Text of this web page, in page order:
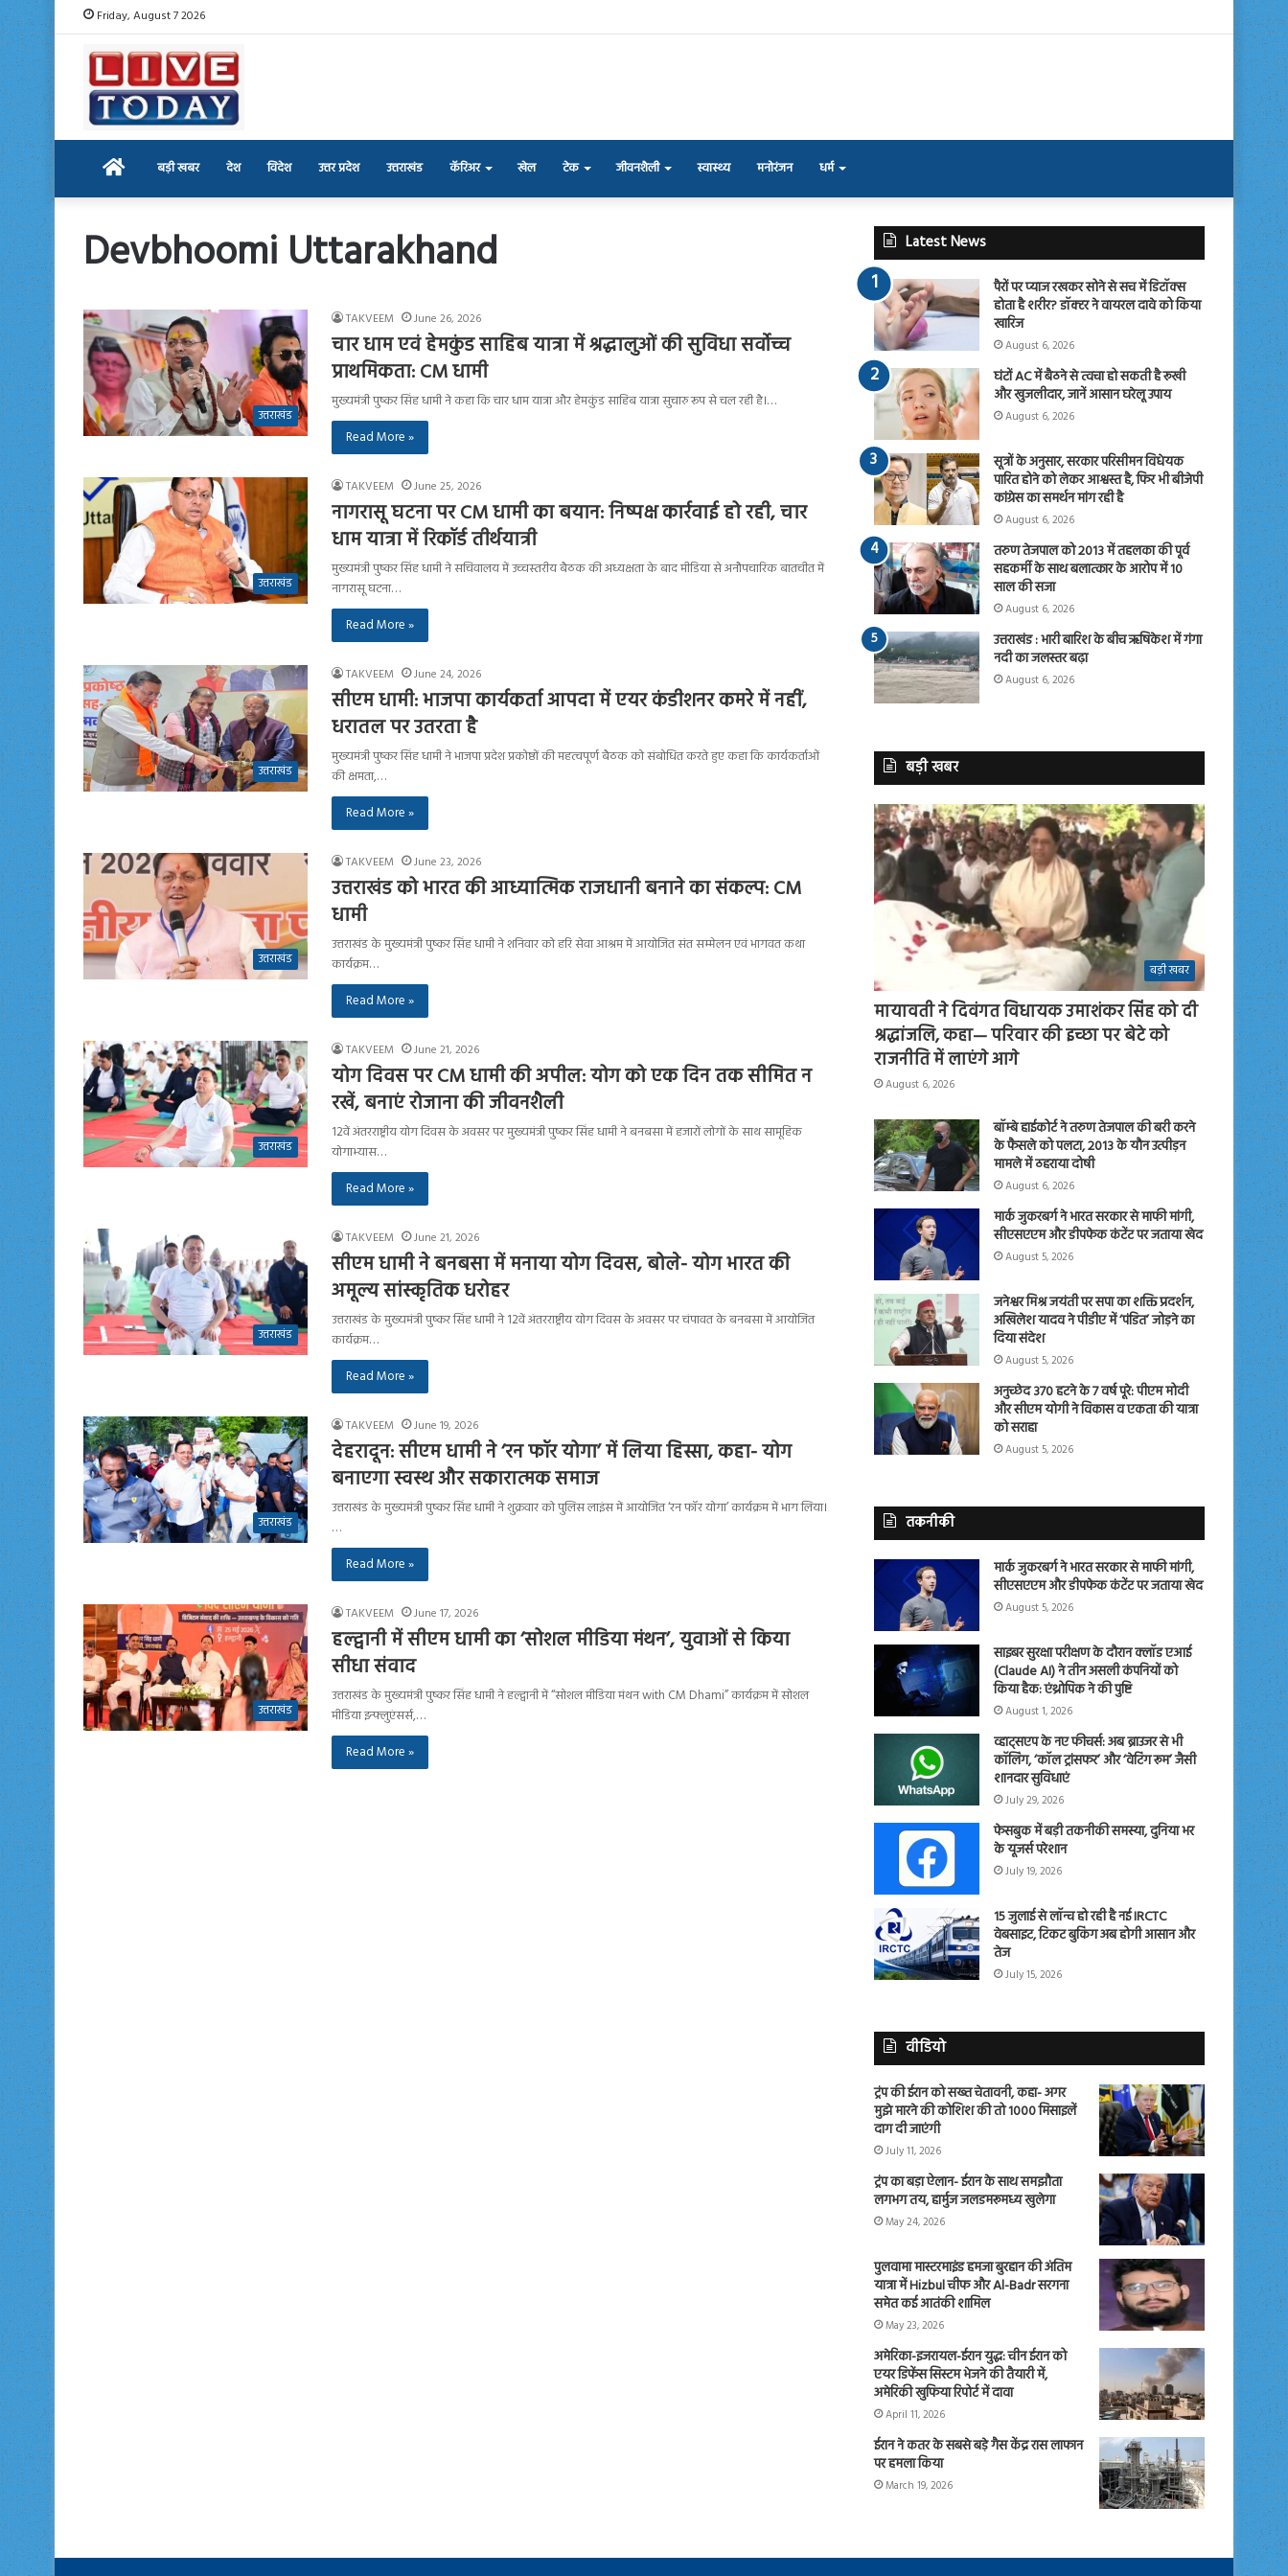
Friday, August 7 2026
Home बड़ी खबर देश विदेश उत्तर प्रदेश उत्तराखंड कॅरिअर खेल टेक जीवनशैली स्वास्थ्य मनोरंजन धर्म
Devbhoomi Uttarakhand
उत्तराखंड
TAKVEEM June 26, 2026
चार धाम एवं हेमकुंड साहिब यात्रा में श्रद्धालुओं की सुविधा सर्वोच्च
प्राथमिकता: CM धामी
मुख्यमंत्री पुष्कर सिंह धामी ने कहा कि चार धाम यात्रा और हेमकुंड साहिब यात्रा सुचारु रूप से चल रही है।…
Read More »
उत्तराखंड
TAKVEEM June 25, 2026
नागरासू घटना पर CM धामी का बयान: निष्पक्ष कार्रवाई हो रही, चार
धाम यात्रा में रिकॉर्ड तीर्थयात्री
मुख्यमंत्री पुष्कर सिंह धामी ने सचिवालय में उच्चस्तरीय बैठक की अध्यक्षता के बाद मीडिया से अनौपचारिक बातचीत में
नागरासू घटना…
Read More »
उत्तराखंड
TAKVEEM June 24, 2026
सीएम धामी: भाजपा कार्यकर्ता आपदा में एयर कंडीशनर कमरे में नहीं,
धरातल पर उतरता है
मुख्यमंत्री पुष्कर सिंह धामी ने भाजपा प्रदेश प्रकोष्ठों की महत्वपूर्ण बैठक को संबोधित करते हुए कहा कि कार्यकर्ताओं
की क्षमता,…
Read More »
उत्तराखंड
TAKVEEM June 23, 2026
उत्तराखंड को भारत की आध्यात्मिक राजधानी बनाने का संकल्प: CM
धामी
उत्तराखंड के मुख्यमंत्री पुष्कर सिंह धामी ने शनिवार को हरि सेवा आश्रम में आयोजित संत सम्मेलन एवं भागवत कथा
कार्यक्रम…
Read More »
उत्तराखंड
TAKVEEM June 21, 2026
योग दिवस पर CM धामी की अपील: योग को एक दिन तक सीमित न
रखें, बनाएं रोजाना की जीवनशैली
12वें अंतरराष्ट्रीय योग दिवस के अवसर पर मुख्यमंत्री पुष्कर सिंह धामी ने बनबसा में हजारों लोगों के साथ सामूहिक
योगाभ्यास…
Read More »
उत्तराखंड
TAKVEEM June 21, 2026
सीएम धामी ने बनबसा में मनाया योग दिवस, बोले- योग भारत की
अमूल्य सांस्कृतिक धरोहर
उत्तराखंड के मुख्यमंत्री पुष्कर सिंह धामी ने 12वें अंतरराष्ट्रीय योग दिवस के अवसर पर चंपावत के बनबसा में आयोजित
कार्यक्रम…
Read More »
उत्तराखंड
TAKVEEM June 19, 2026
देहरादून: सीएम धामी ने ‘रन फॉर योगा’ में लिया हिस्सा, कहा- योग
बनाएगा स्वस्थ और सकारात्मक समाज
उत्तराखंड के मुख्यमंत्री पुष्कर सिंह धामी ने शुक्रवार को पुलिस लाइंस में आयोजित ‘रन फॉर योगा’ कार्यक्रम में भाग लिया।
…
Read More »
उत्तराखंड
TAKVEEM June 17, 2026
हल्द्वानी में सीएम धामी का ‘सोशल मीडिया मंथन’, युवाओं से किया
सीधा संवाद
उत्तराखंड के मुख्यमंत्री पुष्कर सिंह धामी ने हल्द्वानी में “सोशल मीडिया मंथन with CM Dhami” कार्यक्रम में सोशल
मीडिया इन्फ्लुएंसर्स,…
Read More »
Latest News
पैरों पर प्याज रखकर सोने से सच में डिटॉक्स
होता है शरीर? डॉक्टर ने वायरल दावे को किया
खारिज
August 6, 2026
घंटों AC में बैठने से त्वचा हो सकती है रूखी
और खुजलीदार, जानें आसान घरेलू उपाय
August 6, 2026
सूत्रों के अनुसार, सरकार परिसीमन विधेयक
पारित होने को लेकर आश्वस्त है, फिर भी बीजेपी
कांग्रेस का समर्थन मांग रही है
August 6, 2026
तरुण तेजपाल को 2013 में तहलका की पूर्व
सहकर्मी के साथ बलात्कार के आरोप में 10
साल की सजा
August 6, 2026
उत्तराखंड : भारी बारिश के बीच ऋषिकेश में गंगा
नदी का जलस्तर बढ़ा
August 6, 2026
बड़ी खबर
बड़ी खबर
मायावती ने दिवंगत विधायक उमाशंकर सिंह को दी
श्रद्धांजलि, कहा— परिवार की इच्छा पर बेटे को
राजनीति में लाएंगे आगे
August 6, 2026
बॉम्बे हाईकोर्ट ने तरुण तेजपाल की बरी करने
के फैसले को पलटा, 2013 के यौन उत्पीड़न
मामले में ठहराया दोषी
August 6, 2026
मार्क जुकरबर्ग ने भारत सरकार से माफी मांगी,
सीएसएएम और डीपफेक कंटेंट पर जताया खेद
August 5, 2026
जनेश्वर मिश्र जयंती पर सपा का शक्ति प्रदर्शन,
अखिलेश यादव ने पीडीए में ‘पंडित’ जोड़ने का
दिया संदेश
August 5, 2026
अनुच्छेद 370 हटने के 7 वर्ष पूरे: पीएम मोदी
और सीएम योगी ने विकास व एकता की यात्रा
को सराहा
August 5, 2026
तकनीकी
मार्क जुकरबर्ग ने भारत सरकार से माफी मांगी,
सीएसएएम और डीपफेक कंटेंट पर जताया खेद
August 5, 2026
साइबर सुरक्षा परीक्षण के दौरान क्लॉड एआई
(Claude AI) ने तीन असली कंपनियों को
किया हैक: एंथ्रोपिक ने की पुष्टि
August 1, 2026
व्हाट्सएप के नए फीचर्स: अब ब्राउजर से भी
कॉलिंग, ‘कॉल ट्रांसफर’ और ‘वेटिंग रूम’ जैसी
शानदार सुविधाएं
July 29, 2026
फेसबुक में बड़ी तकनीकी समस्या, दुनिया भर
के यूजर्स परेशान
July 19, 2026
15 जुलाई से लॉन्च हो रही है नई IRCTC
वेबसाइट, टिकट बुकिंग अब होगी आसान और
तेज
July 15, 2026
वीडियो
ट्रंप की ईरान को सख्त चेतावनी, कहा- अगर
मुझे मारने की कोशिश की तो 1000 मिसाइलें
दाग दी जाएंगी
July 11, 2026
ट्रंप का बड़ा ऐलान- ईरान के साथ समझौता
लगभग तय, हार्मुज जलडमरूमध्य खुलेगा
May 24, 2026
पुलवामा मास्टरमाइंड हमजा बुरहान की अंतिम
यात्रा में Hizbul चीफ और Al-Badr सरगना
समेत कई आतंकी शामिल
May 23, 2026
अमेरिका-इजरायल-ईरान युद्ध: चीन ईरान को
एयर डिफेंस सिस्टम भेजने की तैयारी में,
अमेरिकी खुफिया रिपोर्ट में दावा
April 11, 2026
ईरान ने कतर के सबसे बड़े गैस केंद्र रास लाफान
पर हमला किया
March 19, 2026